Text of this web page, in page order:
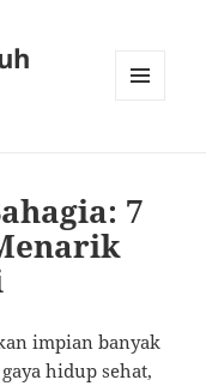
7
impian banyak
hidup sehat,